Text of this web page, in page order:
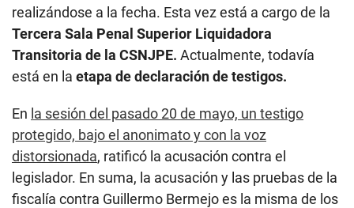
realizándose a la fecha. Esta vez está a cargo de la
Tercera Sala Penal Superior Liquidadora
Transitoria de la CSNJPE. Actualmente, todavía
está en la etapa de declaración de testigos.
En la sesión del pasado 20 de mayo, un testigo
protegido, bajo el anonimato y con la voz
distorsionada, ratificó la acusación contra el
legislador. En suma, la acusación y las pruebas de la
fiscalía contra Guillermo Bermejo es la misma de los